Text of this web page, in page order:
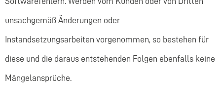
unsachgemäß Änderungen oder
Instandsetzungsarbeiten vorgenommen, so bestehen für
diese und die daraus entstehenden Folgen ebenfalls keine
Mängelansprüche.